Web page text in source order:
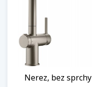
Nerez, bez sprchy